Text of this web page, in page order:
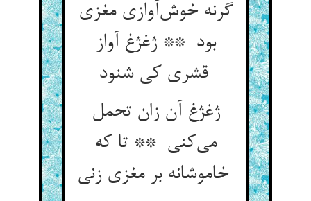
گرنه خوش‌آوازی مغزی
بود ** ژغژغ آواز
قشری کی شنود
ژغژغ آن زان تحمل
می‌کنی ** تا که